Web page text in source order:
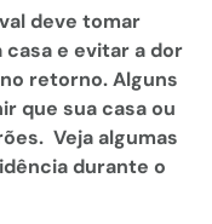
deve tomar
e evitar a dor
retorno. Alguns
que sua casa ou
Veja algumas
durante o